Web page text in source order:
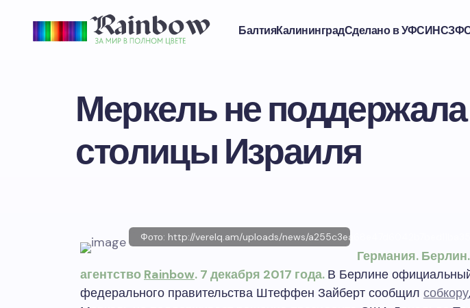
БалтияКалининградСделано в УФСИН
Меркель не
столицы Израиля
Фото: http://verelq.am/uploads/news/
Германия.
агентство Rainbow. 7 декабря 2017 года. В Берлине
федерального правительства Штеффен Зайберт сообщил собкору